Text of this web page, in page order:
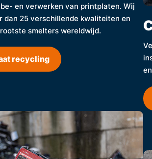
en verwerken van printplaten. Wij
dan 25 verschillende kwaliteiten en
smelters wereldwijd.
recycling